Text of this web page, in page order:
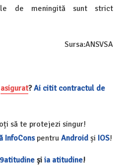
de meningită sunt strict
Sursa:ANSVSA
asigurat?Ai citit contractul de
să te protejezi singur!
InfoConspentru Android și IOS!
și ia atitudine!